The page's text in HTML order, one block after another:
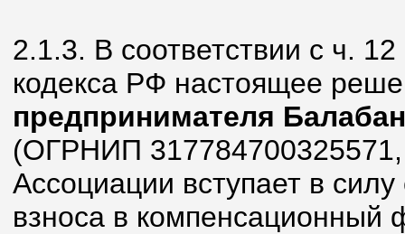
2.1.3. В соответствии с ч.
кодекса РФ настоящее
предпринимателя
(ОГРНИП
Ассоциации вступает в
взноса в компенсационный